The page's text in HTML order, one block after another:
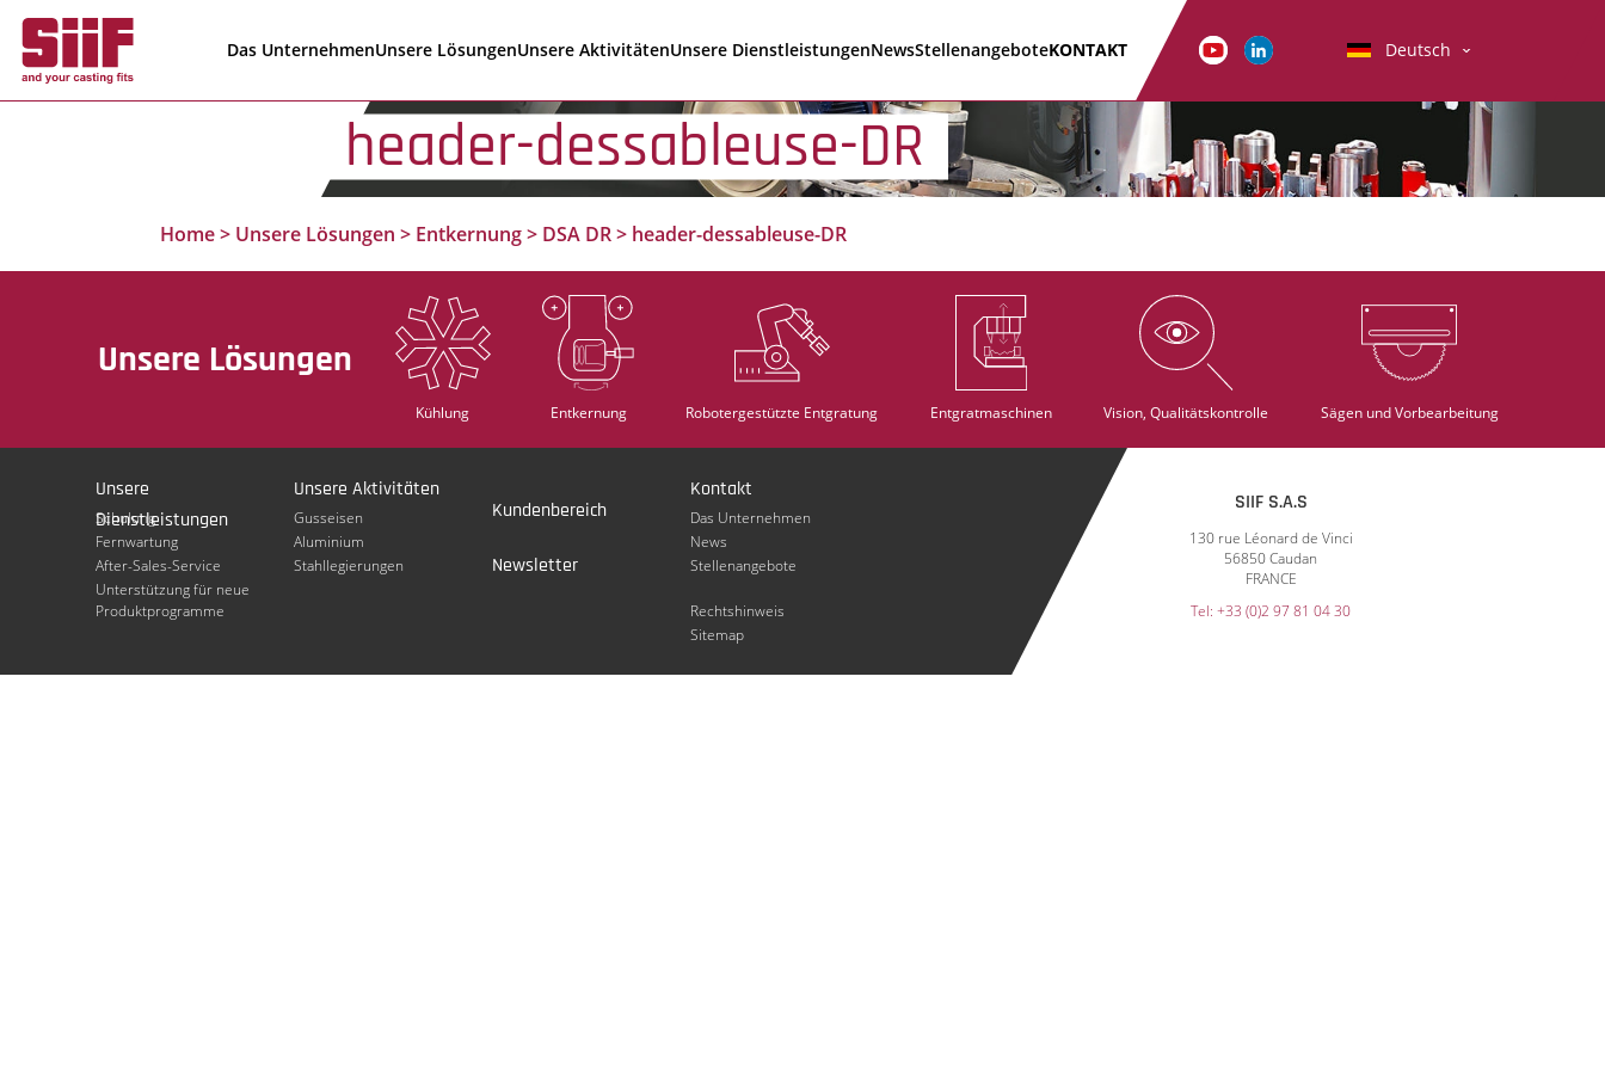
Das UnternehmenUnsere LösungenUnsere AktivitätenUnsere DienstleistungenNewsStellenangeboteKONTAKT Deutsch
header-dessableuse-DR
Home> Unsere Lösungen > Entkernung> DSA DR> header-dessableuse-DR
Unsere Lösungen
Kühlung Entkernung Robotergestützte Entgratung Entgratmaschinen Vision, Qualitätskontrolle Sägen und Vorbearbeitung
Unsere
Dienstleistungen
Schulung
Fernwartung
After-Sales-Service
Unterstützung für neue
Produktprogramme
Unsere Aktivitäten
Gusseisen
Aluminium
Stahllegierungen
Kundenbereich
Newsletter
Kontakt
Das Unternehmen
News
Stellenangebote
Rechtshinweis
Sitemap
SIIF S.A.S
130 rue Léonard de Vinci
56850 Caudan
FRANCE
Tel: +33 (0)2 97 81 04 30
Cookie-Einstellungen